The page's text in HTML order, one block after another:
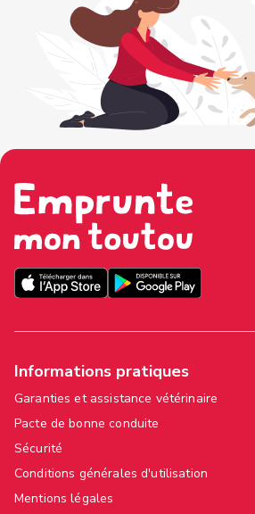
Informations pratiques
Garanties et assistance vétérinaire
Pacte de bonne conduite
Sécurité
Conditions générales d'utilisation
Mentions légales